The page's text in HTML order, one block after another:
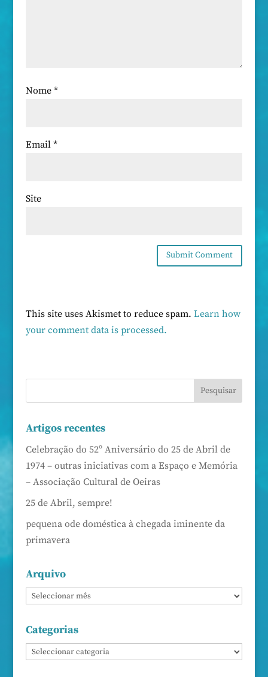
Nome *
Email *
Site
This site uses Akismet to reduce spam. Learn how
your comment data is processed.
Artigos recentes
Celebração do 52º Aniversário do 25 de Abril de
1974 – outras iniciativas com a Espaço e Memória
– Associação Cultural de Oeiras
25 de Abril, sempre!
pequena ode doméstica à chegada iminente da
primavera
Arquivo
Categorias